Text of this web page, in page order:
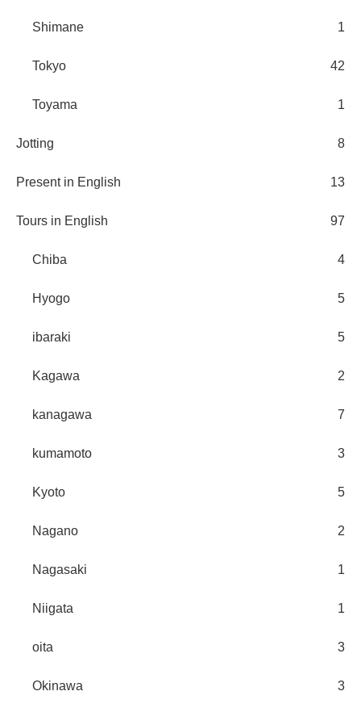
Shimane 1
Tokyo 42
Toyama 1
Jotting 8
Present in English 13
Tours in English 97
Chiba 4
Hyogo 5
ibaraki 5
Kagawa 2
kanagawa 7
kumamoto 3
Kyoto 5
Nagano 2
Nagasaki 1
Niigata 1
oita 3
Okinawa 3